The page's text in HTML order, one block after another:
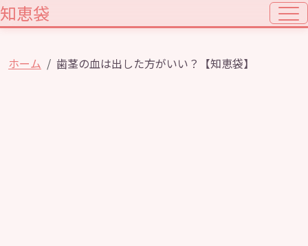
知恵袋
ホーム 歯茎の血は出した方がいい？【知恵袋】